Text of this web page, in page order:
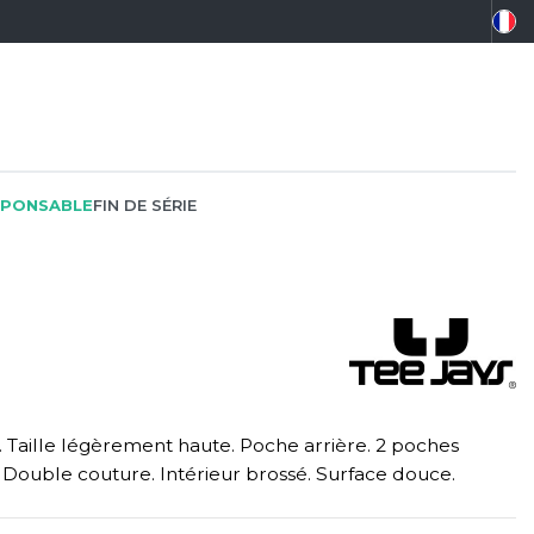
SPORT
SO DENIM
SPIRO
PROMOTIONNEL
FIN DE SÉRIE
Taille légèrement haute. Poche arrière. 2 poches
couture. Intérieur brossé. Surface douce.